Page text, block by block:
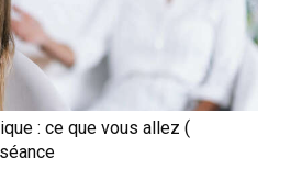
: ce que vous allez (